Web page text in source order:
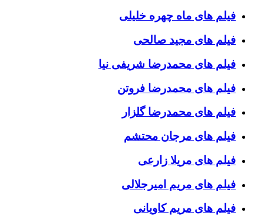
فیلم های ماه چهره خلیلی
فیلم های مجید صالحی
فیلم های محمدرضا شریفی نیا
فیلم های محمدرضا فروتن
فیلم های محمدرضا گلزار
فیلم های مرجان محتشم
فیلم های مریلا زارعی
فیلم های مریم امیرجلالی
فیلم های مریم کاویانی